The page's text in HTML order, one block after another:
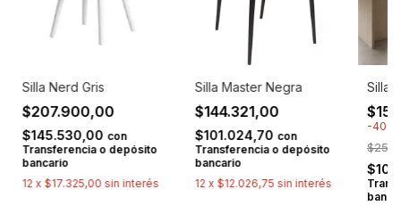
Silla Nerd Gris
$207.900,00
$145.530,00 con
Transferencia o depósito
bancario
12 x $17.325,00 sin interés
Silla Master Negra
$144.321,00
$101.024,70 con
Transferencia o depósito
bancario
12 x $12.026,75 sin interés
Silla
-40